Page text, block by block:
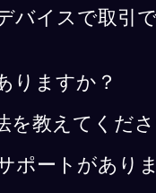
バイスで取引
りますか？
を教えてくださ
ポートがあり